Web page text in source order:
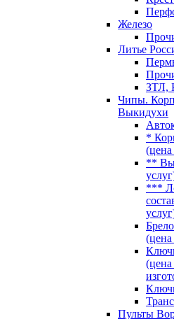
Железо
Литье
ЗТЛ,
Чипы.
Выкидухи
*
(цена
**
***
(цена
(цена
Пульты